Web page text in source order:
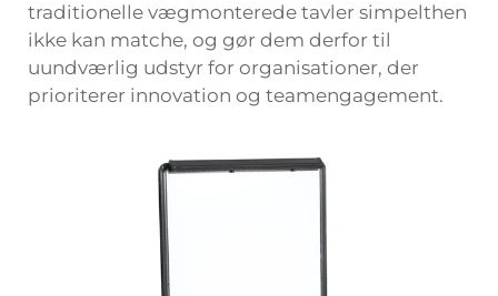
traditionelle vægmonterede tavler simpelthen
ikke kan matche, og gør dem derfor til
uundværlig udstyr for organisationer, der
prioriterer innovation og teamengagement.